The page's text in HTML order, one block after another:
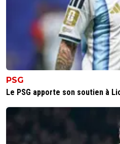
PSG
Le PSG apporte son soutien à